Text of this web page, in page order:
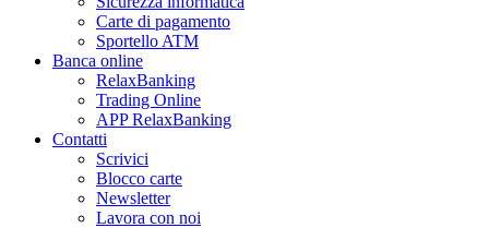
Carte di pagamento
Sportello ATM
Banca online
RelaxBanking
Trading Online
APP RelaxBanking
Contatti
Scrivici
Blocco carte
Newsletter
Lavora con noi